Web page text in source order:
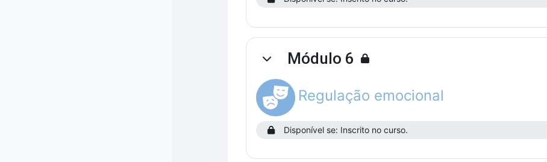
ContrairMódulo 6
Regulação emocional
Disponível se: Inscrito no curso.